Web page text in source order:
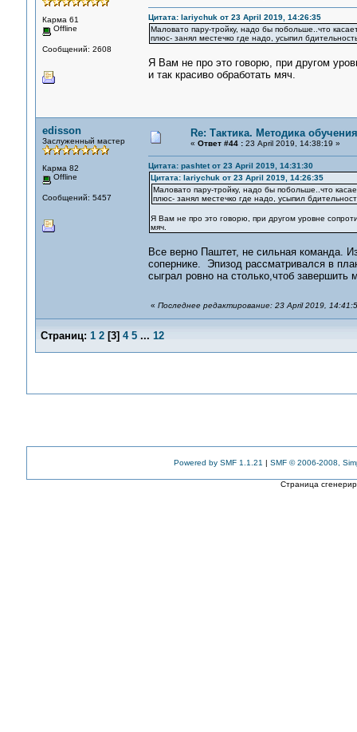
Карма 61
Offline
Сообщений: 2608
Цитата: lariychuk от 23 April 2019, 14:26:35
Маловато пару-тройку, надо бы побольше..что
плюс- занял местечко где надо, усыпил
Я Вам не про это говорю, при другом
и так красиво обработать мяч.
edisson
Заслуженный мастер
Карма 82
Offline
Сообщений: 5457
Re: Тактика. Методика обучения
« Ответ #44 :23 April 2019, 14:38:19 »
Цитата: pashtet от 23 April 2019, 14:31:30
Цитата: lariychuk от 23 April 2019, 14:26:35
Маловато пару-тройку, надо бы побольше..что
плюс- занял местечко где надо, усыпил
Я Вам не про это говорю, при другом уровне
мяч.
Все верно Паштет, не сильная команда.
сопернике. Эпизод рассматривался в
сыграл ровно на столько,чтоб завершить
« Последнее редактирование: 23 April 2019,
Страниц: 1 2[3] 4 5 ... 12
Powered by SMF 1.1.21 | SMF © 2006-2008,
Страница